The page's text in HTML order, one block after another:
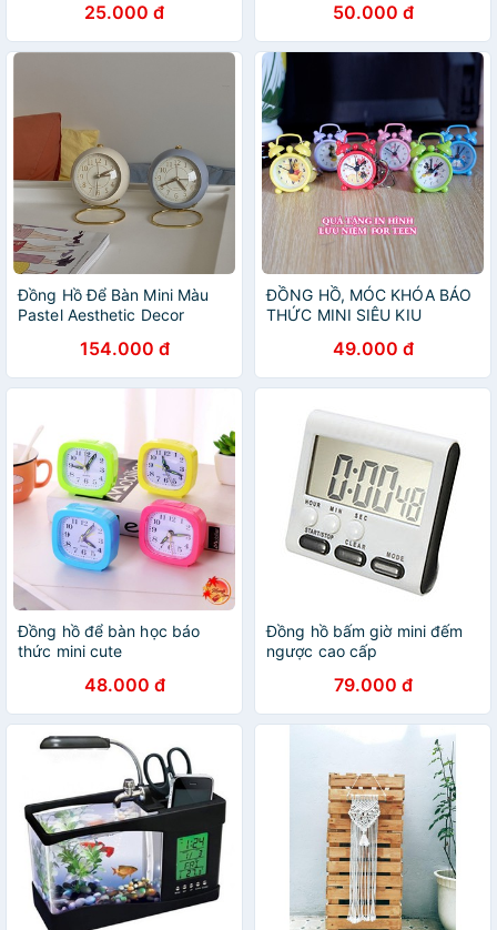
25.000 đ 50.000 đ
Đồng Hồ Để Bàn Mini Màu
Pastel Aesthetic Decor
154.000 đ
ĐỒNG HỒ, MÓC KHÓA BÁO
THỨC MINI SIÊU KIU
49.000 đ
Đồng hồ để bàn học báo
thức mini cute
48.000 đ
Đồng hồ bấm giờ mini đếm
ngược cao cấp
79.000 đ